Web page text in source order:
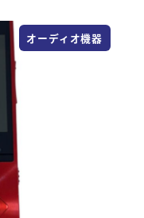
オーディオ機器